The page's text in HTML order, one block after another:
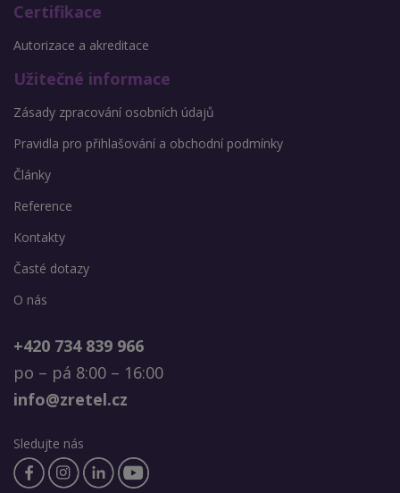
Certifikace
Autorizace a akreditace
Užitečné informace
Zásady zpracování osobních údajů
Pravidla pro přihlašování a obchodní podmínky
Články
Reference
Kontakty
Časté dotazy
O nás
+420 734 839 966
po – pá 8:00 – 16:00
info@zretel.cz
Sledujte nás